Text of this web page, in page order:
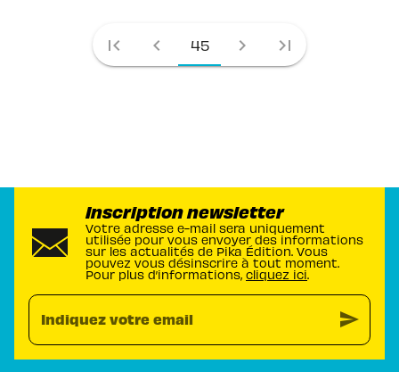
first_page chevron_left 45 chevron_right last_page
Inscription newsletter
Votre adresse e-mail sera uniquement
utilisée pour vous envoyer des informations
sur les actualités de Pika Édition. Vous
pouvez vous désinscrire à tout moment.
Pour plus d’informations, cliquez ici.
Indiquez votre email send